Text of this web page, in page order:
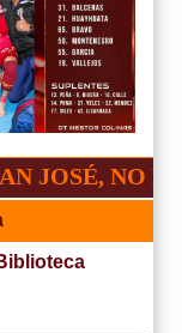
NO PUDO